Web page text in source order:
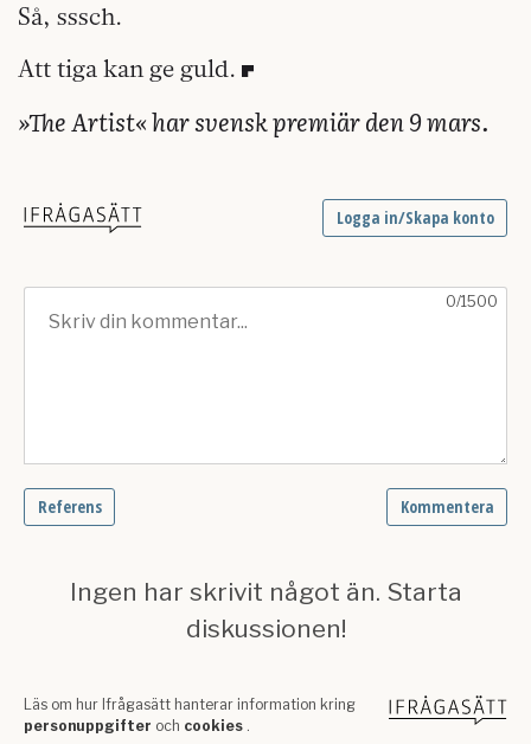
Så, sssch.
Att tiga kan ge guld.
»The Artist« har svensk premiär den 9 mars.